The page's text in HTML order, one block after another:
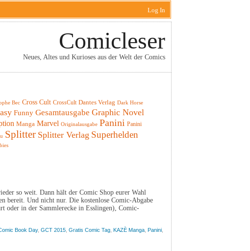
Log In
Comicleser
Neues, Altes und Kurioses aus der Welt der Comics
Bec Cross Cult CrossCult Dantes Verlag Dark Horse
Funny Gesamtausgabe Graphic Novel
Manga Marvel Originalausgabe Panini Panini
Splitter Splitter Verlag Superhelden
so weit. Dann hält der Comic Shop eurer Wahl
bereit. Und nicht nur. Die kostenlose Comic-Abgabe
oder in der Sammlerecke in Esslingen), Comic-
Book Day, GCT 2015 Gratis Comic Tag KAZÈ Manga Panini